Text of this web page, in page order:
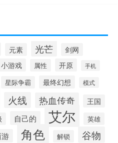
元素 光芒 剑网
小游戏 属性 开原 手机
星际争霸 最终幻想 模式
火线 热血传奇 王国
自己的 艾尔 英雄
角色 解锁 谷物